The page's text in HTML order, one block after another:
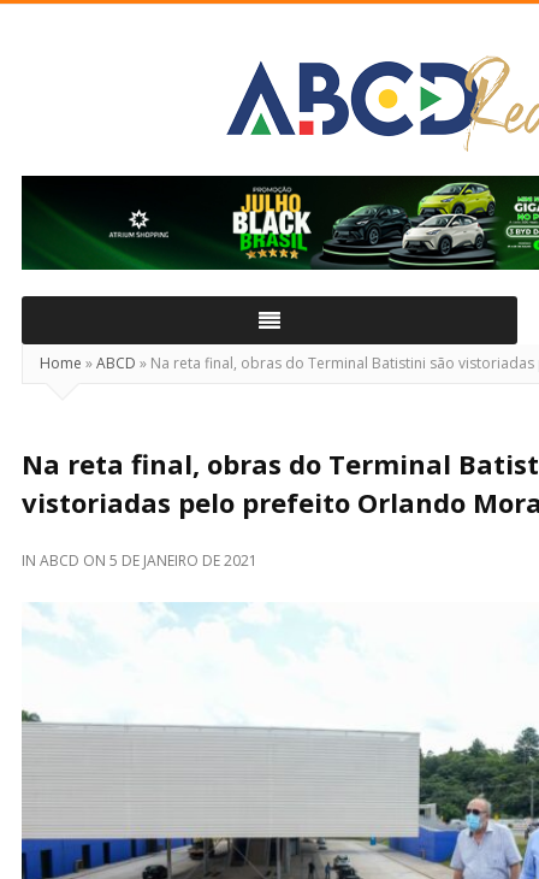
Real
Home »ABCD » Na reta final, obras do Terminal Batistini são
Na reta final, obras do Terminal
vistoriadas pelo prefeito Orlando
IN ABCD ON 5 DE JANEIRO DE 2021